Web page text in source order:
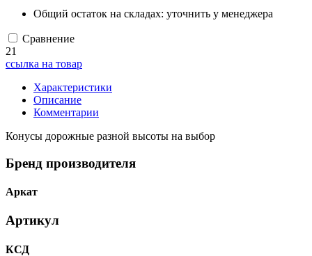
Общий остаток на складах: уточнить у менеджера
Сравнение
21
ссылка на товар
Характеристики
Описание
Комментарии
Конусы дорожные разной высоты на выбор
Бренд производителя
Аркат
Артикул
КСД